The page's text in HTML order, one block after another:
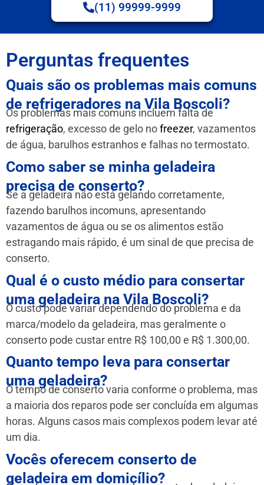
(11) 99999-9999
Perguntas frequentes
Quais são os problemas mais comuns
de refrigeradores na Vila Boscoli?
Os problemas mais comuns incluem falta de
refrigeração, excesso de gelo nofreezer, vazamentos
de água, barulhos estranhos e falhas no termostato.
Como saber se minha geladeira
precisa de conserto?
Se a geladeira não está gelando corretamente,
fazendo barulhos incomuns, apresentando
vazamentos de água ou se os alimentos estão
estragando mais rápido, é um sinal de que precisa de
conserto.
Qual é o custo médio para consertar
uma geladeira na Vila Boscoli?
O custo pode variar dependendo do problema e da
marca/modelo da geladeira, mas geralmente o
conserto pode custar entre R$ 100,00 e R$ 1.300,00.
Quanto tempo leva para consertar
uma geladeira?
O tempo de conserto varia conforme o problema, mas
a maioria dos reparos pode ser concluída em algumas
horas. Alguns casos mais complexos podem levar até
um dia.
Vocês oferecem conserto de
geladeira em domicílio?